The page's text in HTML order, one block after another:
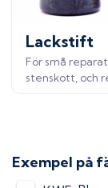
Lackstift
För små
stenskott, och
Exempel på